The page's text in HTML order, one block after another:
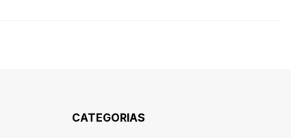
CATEGORIAS